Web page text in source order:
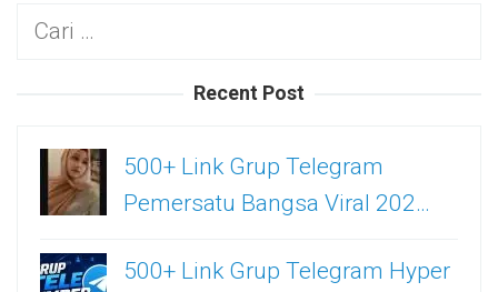
Cari
Recent Post
500+ Link Grup Telegram
Pemersatu Bangsa Viral 202…
500+ Link Grup Telegram Hyper